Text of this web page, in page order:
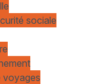
sociale
voyages